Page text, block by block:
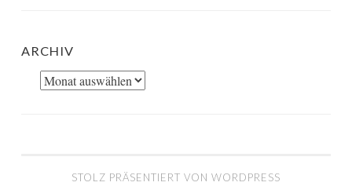
ARCHIV
Archiv
STOLZ PRÄSENTIERT VON WORDPRESS